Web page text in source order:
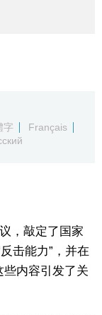
字
Français
，敲定了国家
击能力”，并在
些内容引发了关